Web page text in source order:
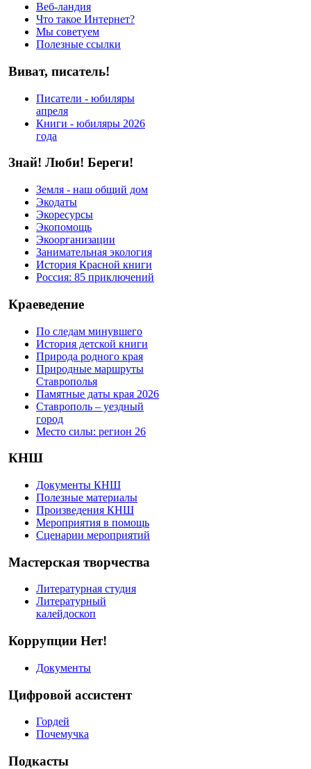
Веб-ландия
Что такое Интернет?
Мы советуем
Полезные ссылки
Виват, писатель!
Писатели - юбиляры
апреля
Книги - юбиляры 2026
года
Знай! Люби! Береги!
Земля - наш общий дом
Экодаты
Экоресурсы
Экопомощь
Экоорганизации
Занимательная экология
История Красной книги
Россия: 85 приключений
Краеведение
По следам минувшего
История детской книги
Природа родного края
Природные маршруты
Ставрополья
Памятные даты края 2026
Ставрополь – уездный
город
Место силы: регион 26
КНШ
Документы КНШ
Полезные материалы
Произведения КНШ
Мероприятия в помощь
Сценарии мероприятий
Мастерская творчества
Литературная студия
Литературный
калейдоскоп
Коррупции Нет!
Документы
Цифровой ассистент
Гордей
Почемучка
Подкасты